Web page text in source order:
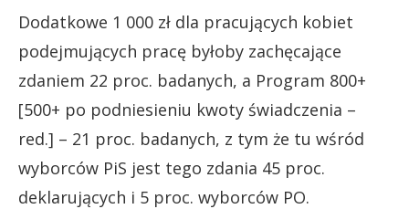
Dodatkowe 1 000 zł dla pracujących kobiet
podejmujących pracę byłoby zachęcające
zdaniem 22 proc. badanych, a Program 800+
[500+ po podniesieniu kwoty świadczenia –
red.] – 21 proc. badanych, z tym że tu wśród
wyborców PiS jest tego zdania 45 proc.
deklarujących i 5 proc. wyborców PO.